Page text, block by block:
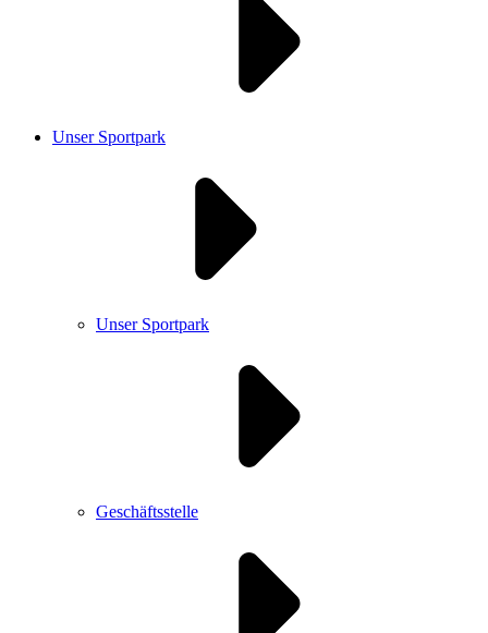
Unser Sportpark
Unser Sportpark
Geschäftsstelle